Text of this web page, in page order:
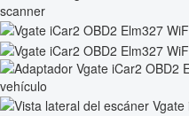
scanner